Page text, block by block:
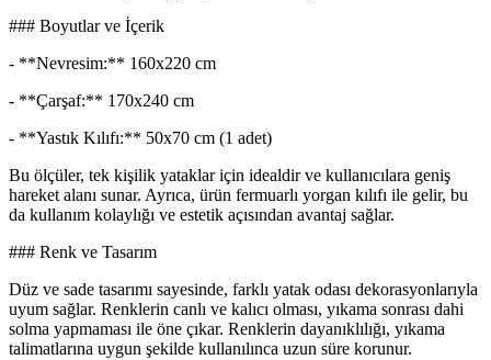
### Boyutlar ve İçerik
- **Nevresim:** 160x220 cm
- **Çarşaf:** 170x240 cm
- **Yastık Kılıfı:** 50x70 cm (1 adet)
Bu ölçüler, tek kişilik yataklar için idealdir ve kullanıcılara geniş
hareket alanı sunar. Ayrıca, ürün fermuarlı yorgan kılıfı ile gelir, bu
da kullanım kolaylığı ve estetik açısından avantaj sağlar.
### Renk ve Tasarım
Düz ve sade tasarımı sayesinde, farklı yatak odası dekorasyonlarıyla
uyum sağlar. Renklerin canlı ve kalıcı olması, yıkama sonrası dahi
solma yapmaması ile öne çıkar. Renklerin dayanıklılığı, yıkama
talimatlarına uygun şekilde kullanılınca uzun süre korunur.